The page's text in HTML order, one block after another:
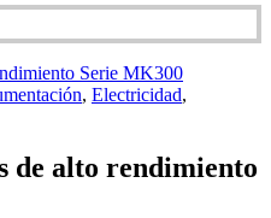
, Electricidad,
de alto rendimiento